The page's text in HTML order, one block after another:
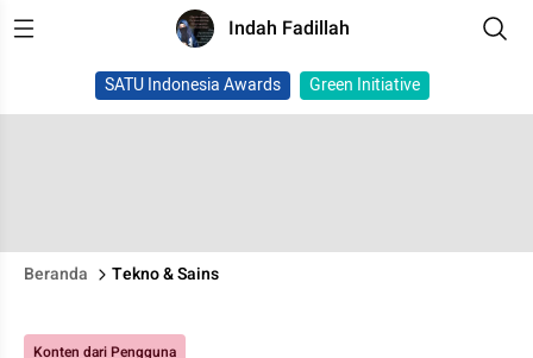
Indah Fadillah
SATU Indonesia Awards Green Initiative
Beranda Tekno & Sains
Konten dari Pengguna